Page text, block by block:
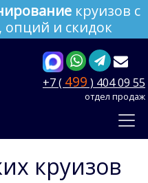
круизов с
и скидок
+7 ( 499 ) 404 09 55
отдел продаж
круизов